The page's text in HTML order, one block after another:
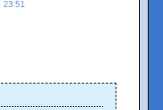
23:51